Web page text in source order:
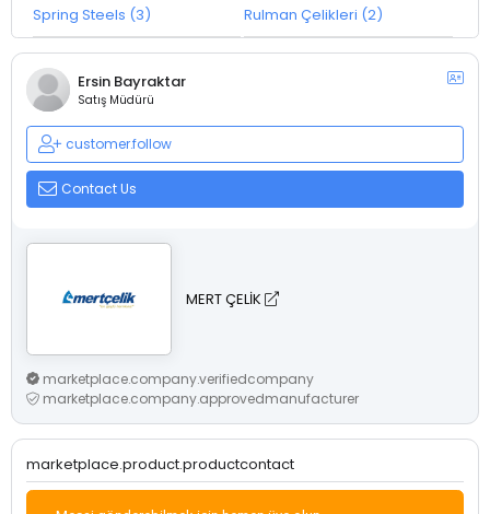
Spring Steels (3) Rulman Çelikleri (2)
Ersin Bayraktar
Satış Müdürü
customer.follow
Contact Us
MERT ÇELİK
marketplace.company.verifiedcompany
marketplace.company.approvedmanufacturer
marketplace.product.productcontact